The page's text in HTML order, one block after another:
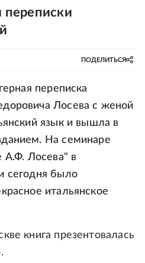
переписки
ПОДЕЛИТЬСЯ
переписка
Лосева с женой
язык и вышла в
На семинаре
А.Ф. Лосева" в
сегодня было
итальянское
книга презентовалась